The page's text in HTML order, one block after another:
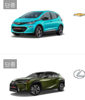
단종
단종